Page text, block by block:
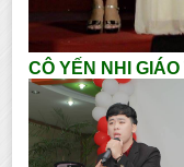
CÔ YẾN NHI